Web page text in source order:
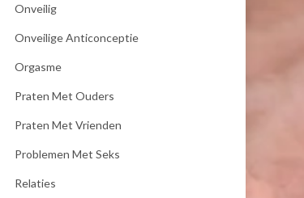
Onveilig
Onveilige Anticonceptie
Orgasme
Praten Met Ouders
Praten Met Vrienden
Problemen Met Seks
Relaties